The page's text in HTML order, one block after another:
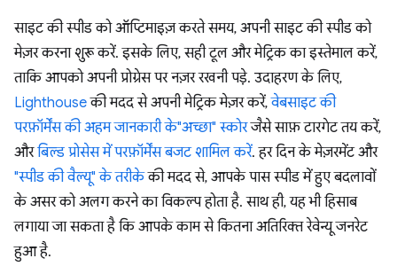
साइट की स्पीड को ऑप्टिमाइज़ करते समय, अपनी साइट की स्पीड को
मेज़र करना शुरू करें. इसके लिए, सही टूल और मेट्रिक का इस्तेमाल करें,
ताकि आपको अपनी प्रोग्रेस पर नज़र रखनी पड़े. उदाहरण के लिए,
Lighthouseकी मदद से अपनी मेट्रिक मेज़र करें,वेबसाइट की
परफ़ॉर्मेंस की अहम जानकारी के"अच्छा" स्कोरजैसे साफ़ टारगेट तय करें,
औरबिल्ड प्रोसेस में परफ़ॉर्मेंस बजट शामिल करें. हर दिन के मेज़रमेंट और
"स्पीड की वैल्यू" के तरीकेकी मदद से, आपके पास स्पीड में हुए बदलावों
के असर को अलग करने का विकल्प होता है. साथ ही, यह भी हिसाब
लगाया जा सकता है कि आपके काम से कितना अतिरिक्त रेवेन्यू जनरेट
हुआ है.